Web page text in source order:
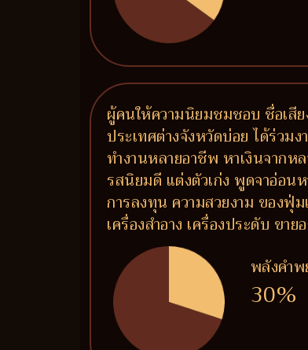
ผู้คนให้ความนิยมชมชอบ ชื่อเสี
ประเทศต่างจังหวัดบ่อย ได้ร่วม
ทำงานหลายอาชีพ หาเงินจาก
รสนิยมดี แต่งตัวเก่ง พูดจาอ่อน
การลงทุน ความสวยงาม ของฟุ่
เครื่องสำอาง เครื่องประดับ ขา
พลังคำ
30%